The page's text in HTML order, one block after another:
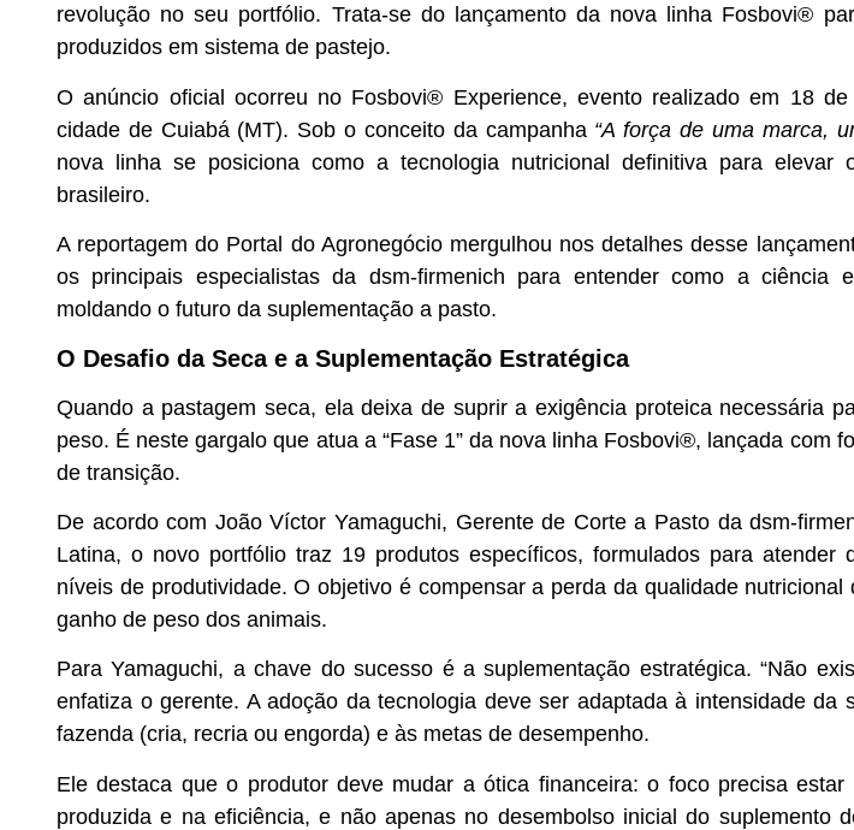
revolução no seu portfólio. Trata-se do lançamento da nova linha Fosbovi®
produzidos em sistema de pastejo.
O anúncio oficial ocorreu no Fosbovi® Experience, evento realizado em 18
cidade de Cuiabá (MT). Sob o conceito da campanha “A força de uma marca,
nova linha se posiciona como a tecnologia nutricional definitiva para elevar
brasileiro.
A reportagem do Portal do Agronegócio mergulhou nos detalhes desse
os principais especialistas da dsm-firmenich para entender como a ciência
moldando o futuro da suplementação a pasto.
O Desafio da Seca e a Suplementação Estratégica
Quando a pastagem seca, ela deixa de suprir a exigência proteica necessária
peso. É neste gargalo que atua a “Fase 1” da nova linha Fosbovi®, lançada com
de transição.
De acordo com João Víctor Yamaguchi, Gerente de Corte a Pasto da dsm-
Latina, o novo portfólio traz 19 produtos específicos, formulados para atender
níveis de produtividade. O objetivo é compensar a perda da qualidade nutricional
ganho de peso dos animais.
Para Yamaguchi, a chave do sucesso é a suplementação estratégica. “Não
enfatiza o gerente. A adoção da tecnologia deve ser adaptada à intensidade da
fazenda (cria, recria ou engorda) e às metas de desempenho.
Ele destaca que o produtor deve mudar a ótica financeira: o foco precisa
produzida e na eficiência, e não apenas no desembolso inicial do suplemento